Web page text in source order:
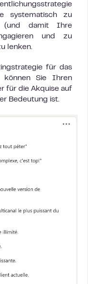
systematisch zu
(und damit Ihre
und zu
lenken.
für das
können Sie Ihren
für die Akquise auf
Bedeutung ist.